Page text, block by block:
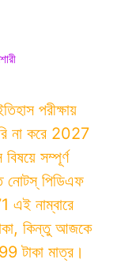
পরীক্ষায়
না করে 2027
সম্পূর্ণ
নোটস্ পিডিএফ
নাম্বারে
কিন্তু আজকে
টাকা মাত্র।